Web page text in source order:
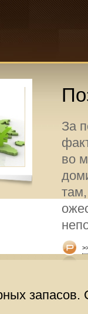
За
во
запасов.